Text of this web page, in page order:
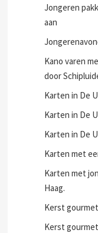
Jongeren
aan
Kano varen
door
Karten in De
Karten in De
Karten in De
Karten met
Karten met
Haag.
Kerst
Kerst